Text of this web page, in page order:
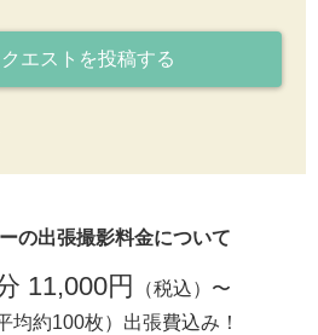
エストを投稿する
の出張撮影料金について
11,000円
（税込）〜
均約100枚）出張費込み！